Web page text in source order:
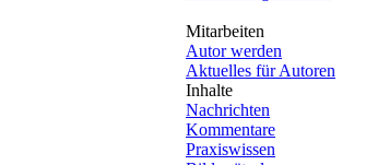
Mitarbeiten
Autor werden
Aktuelles für Autoren
Inhalte
Nachrichten
Kommentare
Praxiswissen